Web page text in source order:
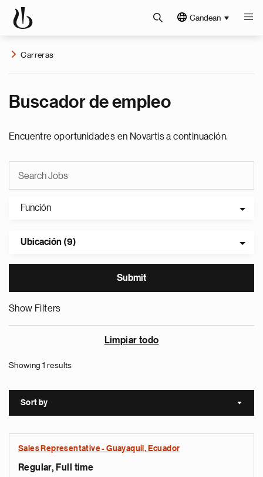
Candean
Carreras
Buscador de empleo
Encuentre oportunidades en Novartis a continuación.
Función
Ubicación (9)
Show Filters
Limpiar todo
Showing 1 results
Sort by Sort
Sales Representative - Guayaquil, Ecuador
Regular, Full time